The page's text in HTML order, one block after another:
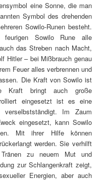
eine Sonne, die man
Symbol des drehenden
Sowilo-Runen besteht.
Sowilo Rune alle
das Streben nach Macht,
Hitler – bei Mißbrauch genau
Feuer alles verbrennen und
Die Kraft von Sowilo ist
Kraft bringt auch große
eingesetzt ist es eine
Im Zaum
eingesetzt, kann Sowilo
Mit ihrer Hilfe können
werden. Sie verhilft
zu neuem Mut und
zur Schlangenkraft zeigt,
Energien, aber auch